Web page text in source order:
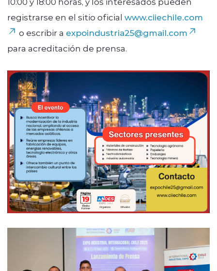
registrarse en el sitio oficial www.ciiechile.com
o escribir a expoindustria25@gmail.com
para acreditación de prensa.